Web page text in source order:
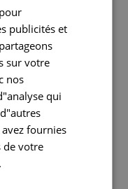
En collaboration avec :
publicités et
sur votre
nos
qui
fournies
de votre